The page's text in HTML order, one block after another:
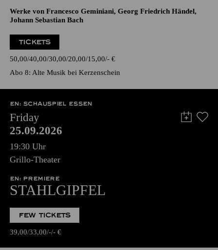
Werke von Francesco Geminiani, Georg Friedrich Händel,
Johann Sebastian Bach
TICKETS
50,00 40,00 30,00 20,00 15,00 - €
Abo 8: Alte Musik bei Kerzenschein
EN: SCHAUSPIEL ESSEN
Friday
25.09.2026
19:30 Uhr
Grillo-Theater
EN: PREMIERE
STAHLGIPFEL
FEW TICKETS
39,00 33,00 - - €